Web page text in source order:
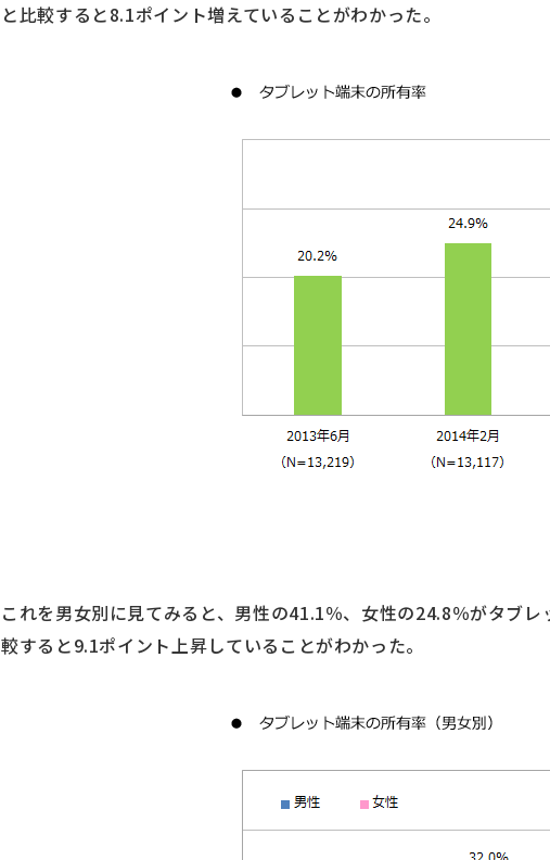
と比較すると8.1ポイント増えていることがわかった。
これを男女別に見てみると、男性の41.1％、女性の24.8％がタブ
較すると9.1ポイント上昇していることがわかった。